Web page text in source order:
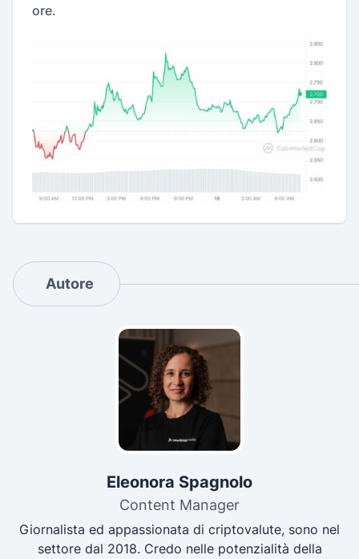
ore.
Autore
Eleonora Spagnolo
Content Manager
Giornalista ed appassionata di criptovalute, sono nel
settore dal 2018. Credo nelle potenzialità della